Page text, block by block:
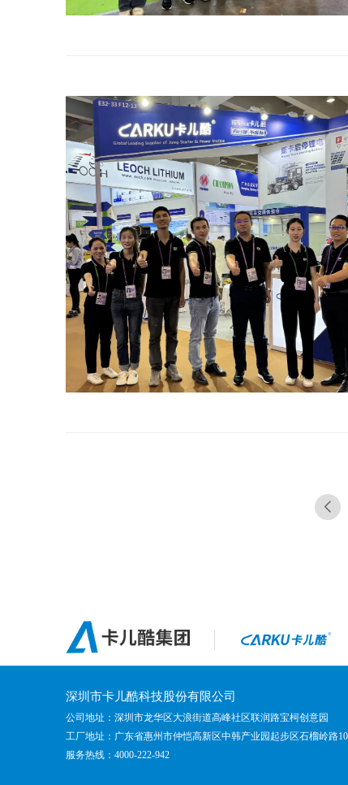
prev
深圳市卡儿酷科技股份有限公司
公司地址：深圳市龙华区大浪街道高峰社区联润路宝柯创意园
工厂地址：广东省惠州市仲恺高新区中韩产业园起步区石榴岭路
服务热线：4000-222-942